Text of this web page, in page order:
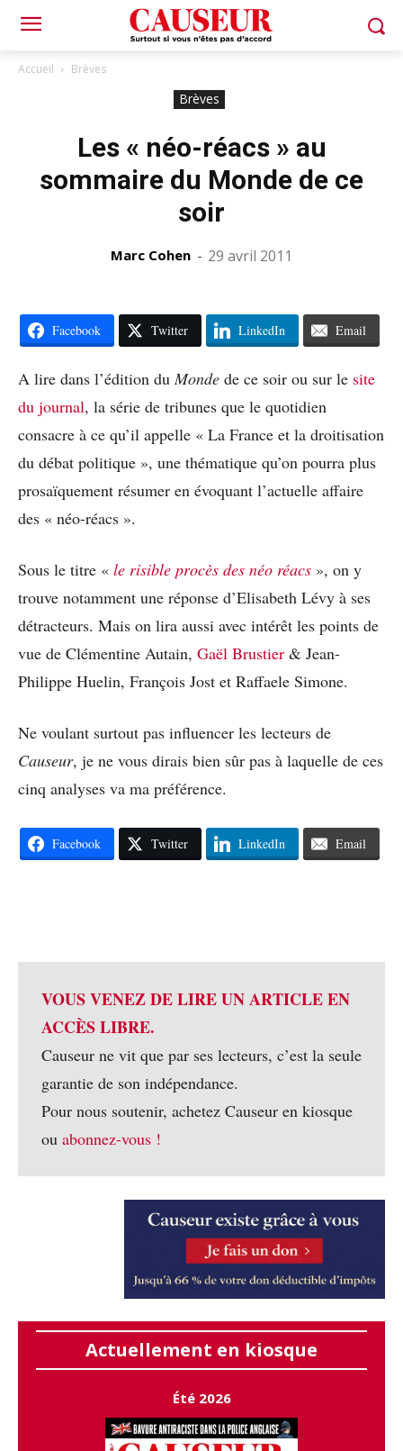
Accueil Brèves
Brèves
Les « néo-réacs » au
sommaire du Monde de ce
soir
Marc Cohen - 29 avril 2011
Facebook Twitter LinkedIn Email
A lire dans l’édition duMonde de ce soir ou sur le site
du journal, la série de tribunes que le quotidien
consacre à ce qu’il appelle « La France et la droitisation
du débat politique », une thématique qu’on pourra plus
prosaïquement résumer en évoquant l’actuelle affaire
des « néo-réacs ».
Sous le titre « le risible procès des néo réacs », on y
trouve notamment une réponse d’Elisabeth Lévy à ses
détracteurs. Mais on lira aussi avec intérêt les points de
vue de Clémentine Autain, Gaël Brustier & Jean-
Philippe Huelin, François Jost et Raffaele Simone.
Ne voulant surtout pas influencer les lecteurs de
Causeur, je ne vous dirais bien sûr pas à laquelle de ces
cinq analyses va ma préférence.
Facebook Twitter LinkedIn Email
VOUS VENEZ DE LIRE UN ARTICLE EN
ACCÈS LIBRE.
Causeur ne vit que par ses lecteurs, c’est la seule
garantie de son indépendance.
Pour nous soutenir, achetez Causeur en kiosque
ou abonnez-vous !
Actuellement en kiosque
Été 2026